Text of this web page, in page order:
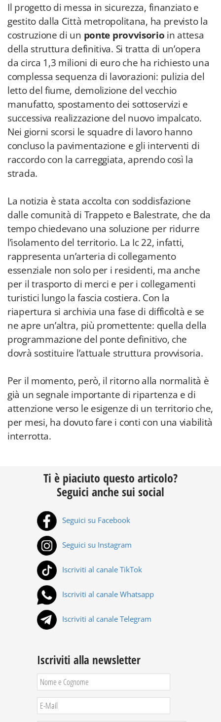
Il progetto di messa in sicurezza, finanziato e
gestito dalla Città metropolitana, ha previsto la
costruzione di un ponte provvisorio in attesa
della struttura definitiva. Si tratta di un’opera
da circa 1,3 milioni di euro che ha richiesto una
complessa sequenza di lavorazioni: pulizia del
letto del fiume, demolizione del vecchio
manufatto, spostamento dei sottoservizi e
successiva realizzazione del nuovo impalcato.
Nei giorni scorsi le squadre di lavoro hanno
concluso la pavimentazione e gli interventi di
raccordo con la carreggiata, aprendo così la
strada.
La notizia è stata accolta con soddisfazione
dalle comunità di Trappeto e Balestrate, che da
tempo chiedevano una soluzione per ridurre
l’isolamento del territorio. La Ic 22, infatti,
rappresenta un’arteria di collegamento
essenziale non solo per i residenti, ma anche
per il trasporto di merci e per i collegamenti
turistici lungo la fascia costiera. Con la
riapertura si archivia una fase di difficoltà e se
ne apre un’altra, più promettente: quella della
programmazione del ponte definitivo, che
dovrà sostituire l’attuale struttura provvisoria.
Per il momento, però, il ritorno alla normalità è
già un segnale importante di ripartenza e di
attenzione verso le esigenze di un territorio che,
per mesi, ha dovuto fare i conti con una viabilità
interrotta.
Ti è piaciuto questo articolo?
Seguici anche sui social
Seguici su Facebook
Seguici su Instagram
Iscriviti al canale TikTok
Iscriviti al canale Whatsapp
Iscriviti al canale Telegram
Iscriviti alla newsletter